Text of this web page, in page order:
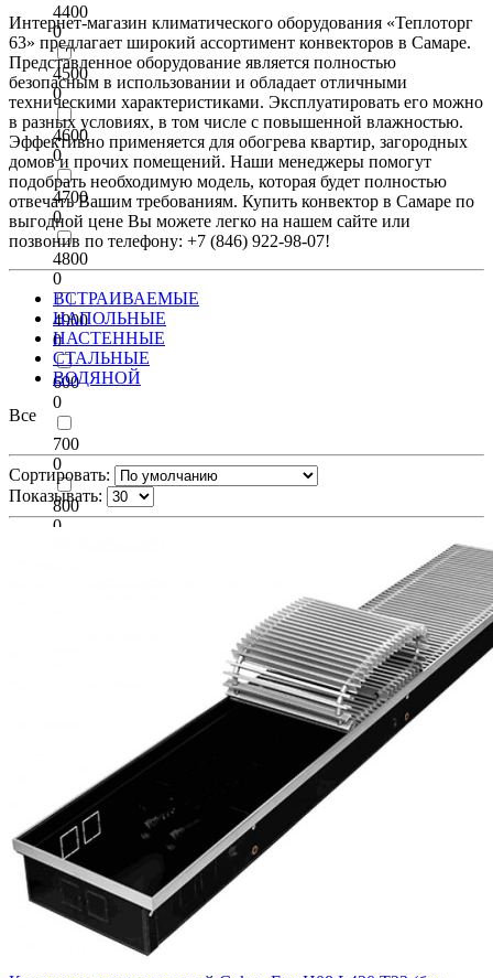
4400
0
4500
0
4600
0
4700
0
4800
0
4900
0
600
0
700
0
800
0
Интернет-магазин климатического оборудования «Теплоторг
63» предлагает широкий ассортимент конвекторов в Самаре.
Представленное оборудование является полностью
безопасным в использовании и обладает отличными
техническими характеристиками. Эксплуатировать его можно
в разных условиях, в том числе с повышенной влажностью.
Эффективно применяется для обогрева квартир, загородных
домов и прочих помещений. Наши менеджеры помогут
подобрать необходимую модель, которая будет полностью
отвечать Вашим требованиям. Купить конвектор в Самаре по
выгодной цене Вы можете легко на нашем сайте или
позвонив по телефону: +7 (846) 922-98-07!
ВСТРАИВАЕМЫЕ
НАПОЛЬНЫЕ
НАСТЕННЫЕ
СТАЛЬНЫЕ
ВОДЯНОЙ
Все
Сортировать:
Показывать: